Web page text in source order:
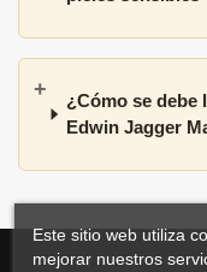
¿Cómo se debe
Edwin Jagger
Este sitio web utiliza
mejorar nuestros